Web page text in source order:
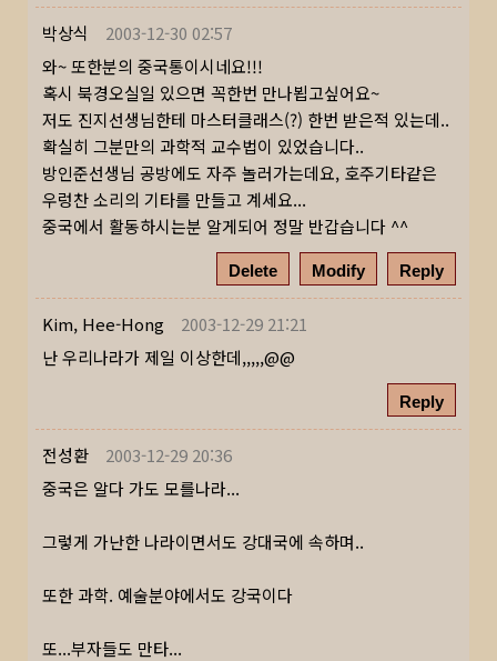
박상식
2003-12-30 02:57
와~ 또한분의 중국통이시네요!!!
혹시 북경오실일 있으면 꼭한번 만나뵙고싶어요~
저도 진지선생님한테 마스터클래스(?) 한번 받은적 있는데..
확실히 그분만의 과학적 교수법이 있었습니다..
방인준선생님 공방에도 자주 놀러가는데요, 호주기타같은
우렁찬 소리의 기타를 만들고 계세요...
중국에서 활동하시는분 알게되어 정말 반갑습니다 ^^
Delete Modify Reply
Kim, Hee-Hong
2003-12-29 21:21
난 우리나라가 제일 이상한데,,,,,@@
Reply
전성환
2003-12-29 20:36
중국은 알다 가도 모를나라...
그렇게 가난한 나라이면서도 강대국에 속하며..
또한 과학. 예술분야에서도 강국이다
또...부자들도 만타...